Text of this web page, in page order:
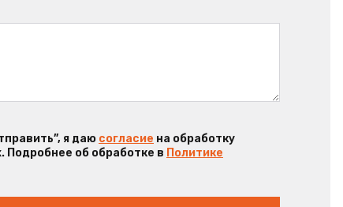
я даю согласие на обработку
Подробнее об обработке в Политике